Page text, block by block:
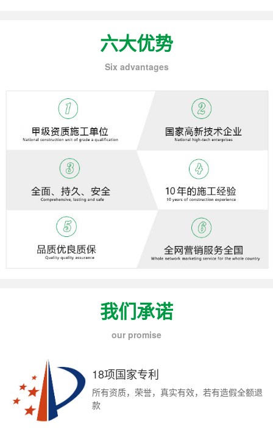
六大优势
Six advantages
我们承诺
our promise
18项国家专利
所有资质，荣誉，真实有效，若有造假全额退
款